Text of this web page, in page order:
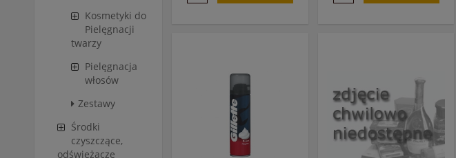
Kosmetyki do
Pielęgnacji
twarzy
Pielęgnacja
włosów
Zestawy
Środki
czyszczące,
odświeżacze